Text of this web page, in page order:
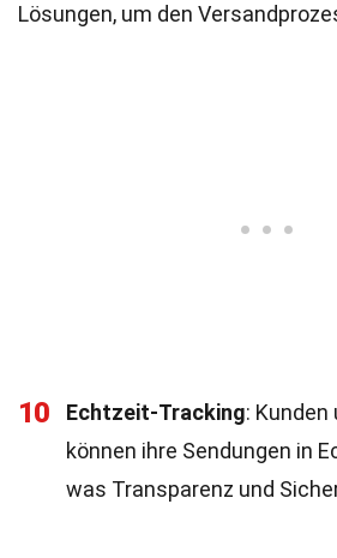
Lösungen, um den
10 Echtzeit-Tracking: Kunden
können ihre Sendungen in
was Transparenz und